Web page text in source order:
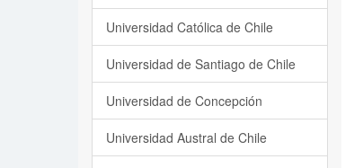
Universidad Católica de Chile
Universidad de Santiago de Chile
Universidad de Concepción
Universidad Austral de Chile